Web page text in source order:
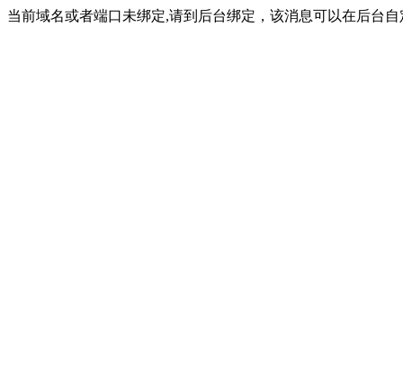
当前域名或者端口未绑定,请到后台绑定，该消息可以在后台自